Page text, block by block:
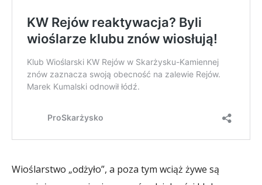
Wioślarstwo „odżyło”, a poza tym wciąż żywe są